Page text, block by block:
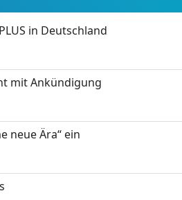
in Deutschland
mit Ankündigung
neue Ära“ ein